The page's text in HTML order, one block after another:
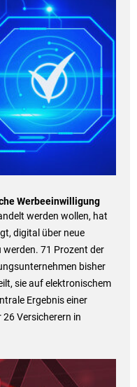
Werbeeinwilligung
werden wollen, hat
digital über neue
71 Prozent der
bisher
sie auf elektronischem
Ergebnis einer
Versicherern in